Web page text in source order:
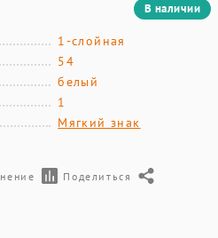
В наличии
1-слойная
54
белый
1
Мягкий знак
Поделиться